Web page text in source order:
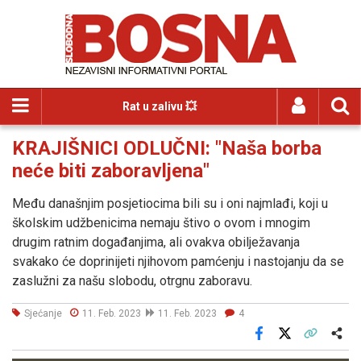
Rat u zalivu 💥
KRAJIŠNICI ODLUČNI: "Naša borba
neće biti zaboravljena"
Među današnjim posjetiocima bili su i oni najmlađi, koji u
školskim udžbenicima nemaju štivo o ovom i mnogim
drugim ratnim događanjima, ali ovakva obilježavanja
svakako će doprinijeti njihovom pamćenju i nastojanju da se
zaslužni za našu slobodu, otrgnu zaboravu.
Sjećanje 11. Feb. 2023 11. Feb. 2023 4
Facebook